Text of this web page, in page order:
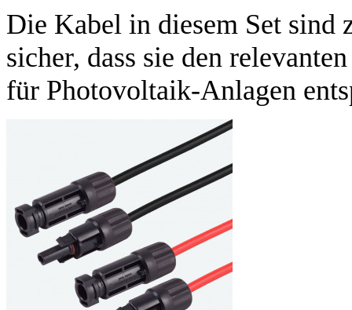
Die Kabel in diesem Set
sicher, dass sie den
für Photovoltaik-Anlagen